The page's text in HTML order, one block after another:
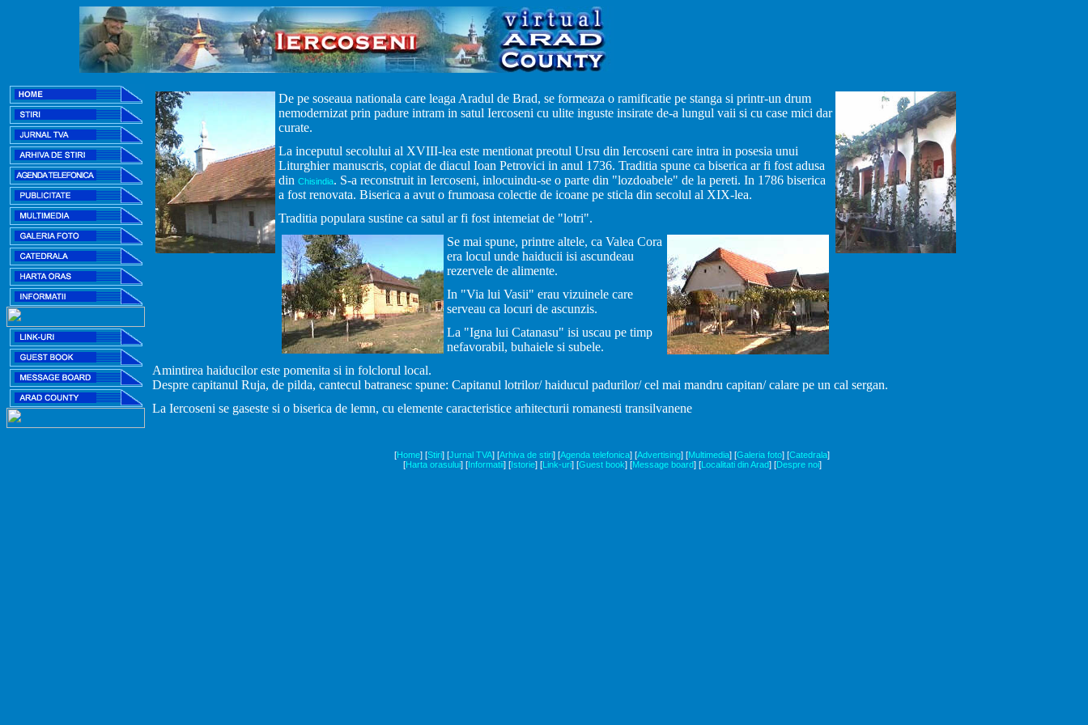
De pe soseaua nationala care leaga Aradul de Brad, se formeaza o ramificatie pe stanga si printr-un drum
nemodernizat prin padure intram in satul Iercoseni cu ulite inguste insirate de-a lungul vaii si cu case mici dar
curate.
La inceputul secolului al XVIII-lea este mentionat preotul Ursu din Iercoseni care intra in posesia unui
Liturghier manuscris, copiat de diacul Ioan Petrovici in anul 1736. Traditia spune ca biserica ar fi fost adusa
din Chisindia. S-a reconstruit in Iercoseni, inlocuindu-se o parte din "lozdoabele" de la pereti. In 1786 biserica
a fost renovata. Biserica a avut o frumoasa colectie de icoane pe sticla din secolul al XIX-lea.
Traditia populara sustine ca satul ar fi fost intemeiat de "lotri".
Se mai spune, printre altele, ca Valea Cora
era locul unde haiducii isi ascundeau
rezervele de alimente.
In "Via lui Vasii" erau vizuinele care
serveau ca locuri de ascunzis.
La "Igna lui Catanasu" isi uscau pe timp
nefavorabil, buhaiele si subele.
Amintirea haiducilor este pomenita si in folclorul local.
Despre capitanul Ruja, de pilda, cantecul batranesc spune: Capitanul lotrilor/ haiducul padurilor/ cel mai mandru capitan/ calare pe un cal sergan.
La Iercoseni se gaseste si o biserica de lemn, cu elemente caracteristice arhitecturii romanesti transilvanene
[Home] [Stiri] [Jurnal TVA] [Arhiva de stiri] [Agenda telefonica] [Advertising] [Multimedia] [Galeria foto] [Catedrala]
[Harta orasului] [Informatii] [Istorie] [Link-uri] [Guest book] [Message board] [Localitati din Arad] [Despre noi]